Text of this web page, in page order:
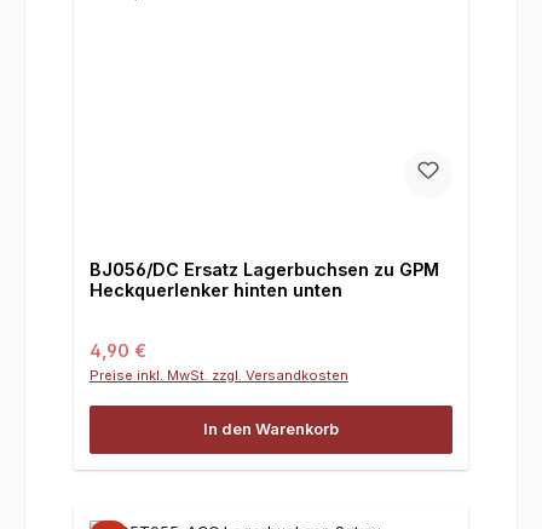
BJ056/DC Ersatz Lagerbuchsen zu GPM
Heckquerlenker hinten unten
Regulärer Preis:
4,90 €
Preise inkl. MwSt. zzgl. Versandkosten
In den Warenkorb